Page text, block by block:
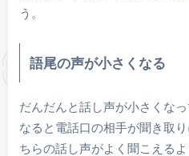
う。
語尾の声が小さくなる
だんだんと話し声が小さくな
なると電話口の相手が聞き取
ちらの話し声がよく聞こえる